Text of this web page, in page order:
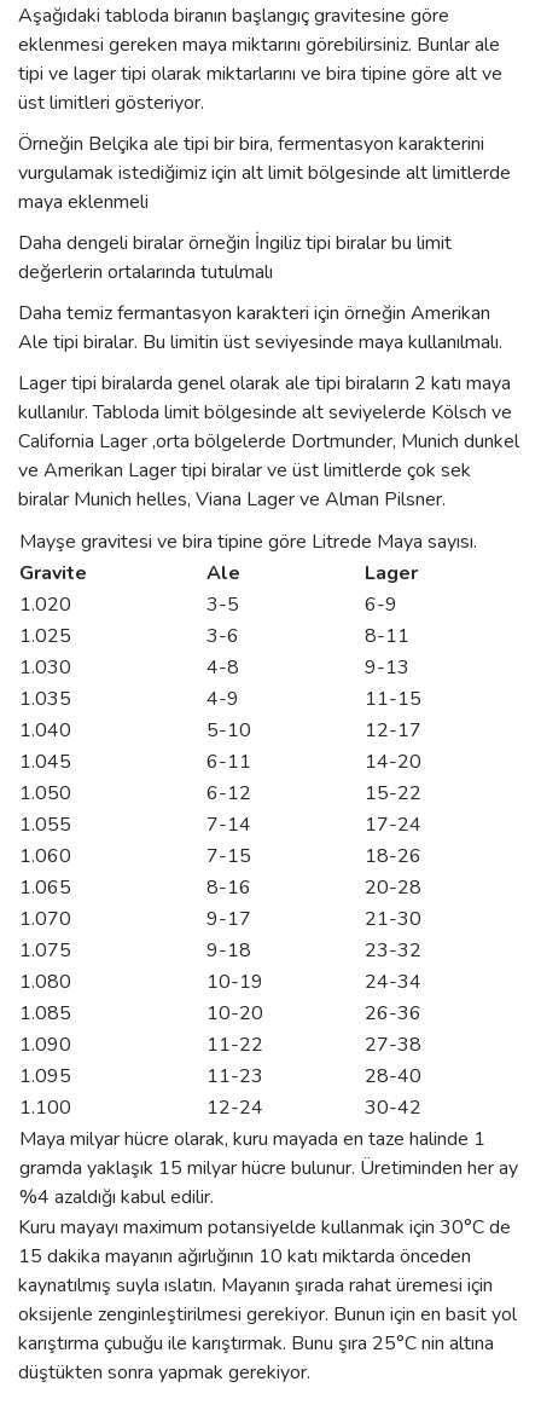
Aşağıdaki tabloda biranın başlangıç gravitesine göre
eklenmesi gereken maya miktarını görebilirsiniz. Bunlar ale
tipi ve lager tipi olarak miktarlarını ve bira tipine göre alt ve
üst limitleri gösteriyor.
Örneğin Belçika ale tipi bir bira, fermentasyon karakterini
vurgulamak istediğimiz için alt limit bölgesinde alt limitlerde
maya eklenmeli
Daha dengeli biralar örneğin İngiliz tipi biralar bu limit
değerlerin ortalarında tutulmalı
Daha temiz fermantasyon karakteri için örneğin Amerikan
Ale tipi biralar. Bu limitin üst seviyesinde maya kullanılmalı.
Lager tipi biralarda genel olarak ale tipi biraların 2 katı maya
kullanılır. Tabloda limit bölgesinde alt seviyelerde Kölsch ve
California Lager ,orta bölgelerde Dortmunder, Munich dunkel
ve Amerikan Lager tipi biralar ve üst limitlerde çok sek
biralar Munich helles, Viana Lager ve Alman Pilsner.
Mayşe gravitesi ve bira tipine göre Litrede Maya sayısı.
Gravite
Ale
Lager
1.020
3-5
6-9
1.025
3-6
8-11
1.030
4-8
9-13
1.035
4-9
11-15
1.040
5-10
12-17
1.045
6-11
14-20
1.050
6-12
15-22
1.055
7-14
17-24
1.060
7-15
18-26
1.065
8-16
20-28
1.070
9-17
21-30
1.075
9-18
23-32
1.080
10-19
24-34
1.085
10-20
26-36
1.090
11-22
27-38
1.095
11-23
28-40
1.100
12-24
30-42
Maya milyar hücre olarak, kuru mayada en taze halinde 1
gramda yaklaşık 15 milyar hücre bulunur. Üretiminden her ay
%4 azaldığı kabul edilir.
Kuru mayayı maximum potansiyelde kullanmak için 30°C de
15 dakika mayanın ağırlığının 10 katı miktarda önceden
kaynatılmış suyla ıslatın. Mayanın şırada rahat üremesi için
oksijenle zenginleştirilmesi gerekiyor. Bunun için en basit yol
karıştırma çubuğu ile karıştırmak. Bunu şıra 25°C nin altına
düştükten sonra yapmak gerekiyor.